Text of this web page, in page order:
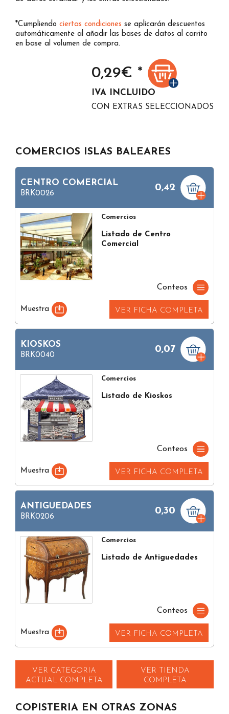
*Cumpliendo ciertas condiciones se aplicarán descuentos
automáticamente al añadir las bases de datos al carrito
en base al volumen de compra.
0,29€ *
IVA INCLUIDO
CON EXTRAS SELECCIONADOS
COMERCIOS ISLAS BALEARES
CENTRO COMERCIAL
BRK0026
0,42
Comercios
Listado de Centro
Comercial
Conteos
Muestra VER FICHA COMPLETA
KIOSKOS
BRK0040
0,07
Comercios
Listado de Kioskos
Conteos
Muestra VER FICHA COMPLETA
ANTIGUEDADES
BRK0206
0,30
Comercios
Listado de Antiguedades
Conteos
Muestra VER FICHA COMPLETA
VER CATEGORIA
ACTUAL COMPLETA
VER TIENDA
COMPLETA
COPISTERIA EN OTRAS ZONAS